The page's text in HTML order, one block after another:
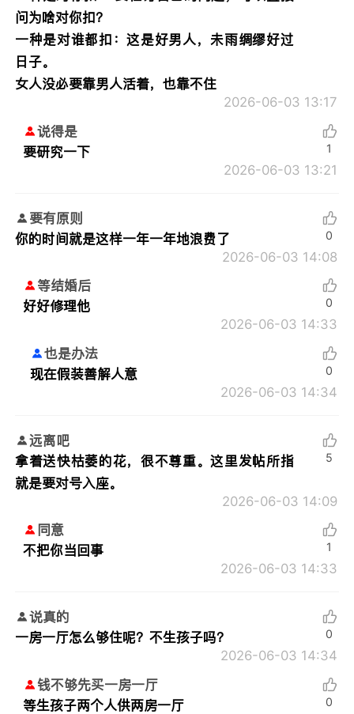
问为啥对你扣？
一种是对谁都扣：这是好男人，未雨绸缪好过
日子。
女人没必要靠男人活着，也靠不住
2026-06-03 13:17
说得是
要研究一下
2026-06-03 13:21
1
要有原则
你的时间就是这样一年一年地浪费了
2026-06-03 14:08
0
等结婚后
好好修理他
2026-06-03 14:33
0
也是办法
现在假装善解人意
2026-06-03 14:34
0
远离吧
拿着送快枯萎的花，很不尊重。这里发帖所指
就是要对号入座。
2026-06-03 14:09
5
同意
不把你当回事
2026-06-03 14:33
1
说真的
一房一厅怎么够住呢？不生孩子吗？
2026-06-03 14:34
0
钱不够先买一房一厅
等生孩子两个人供两房一厅
0